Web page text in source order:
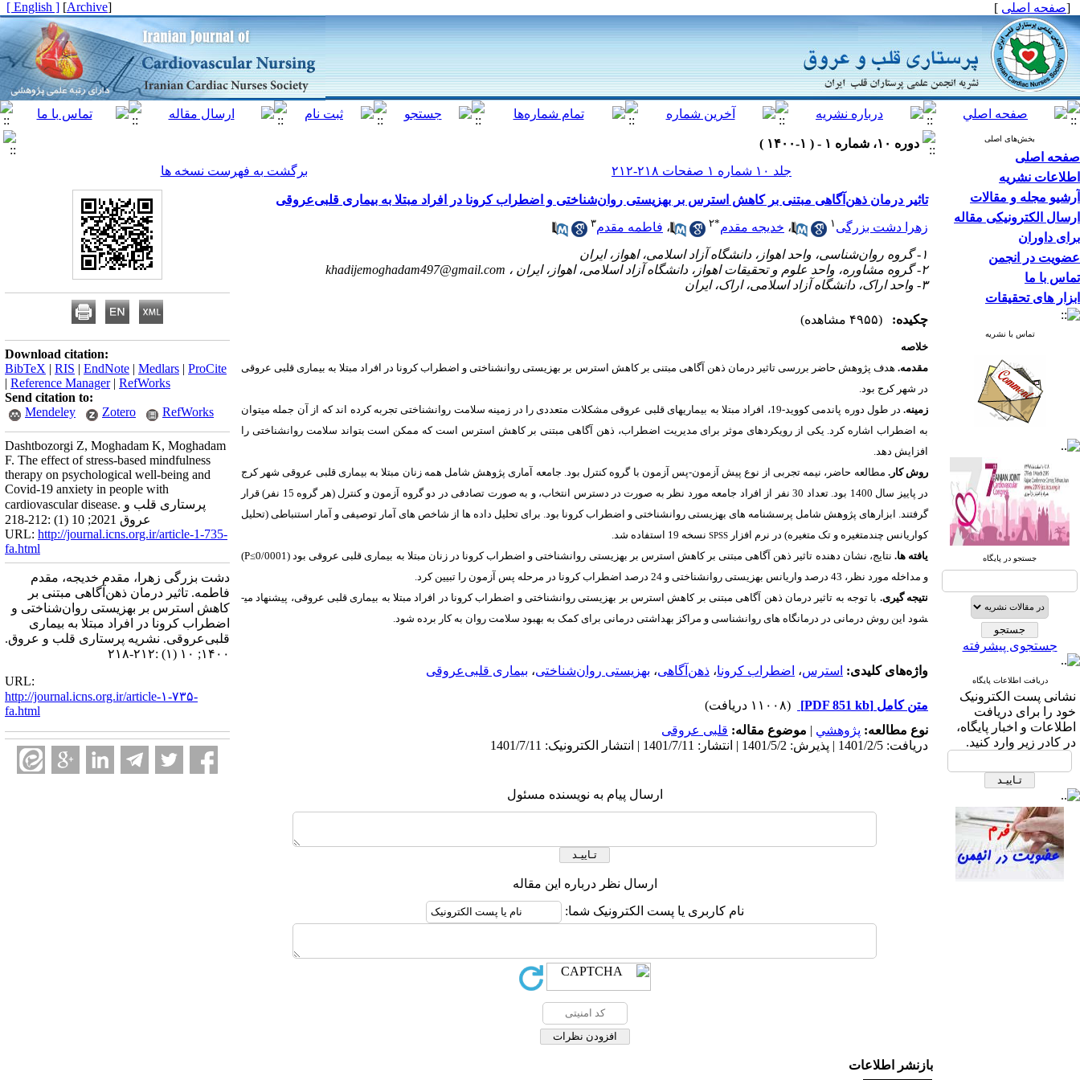
[صفحه اصلی ]
[
Archive
]
[ English ]
بخش‌های اصلی
صفحه اصلی
اطلاعات نشریه
آرشیو مجله و مقالات
ارسال الکترونیکی مقاله
برای داوران
عضویت در انجمن
تماس با ما
ابزار های تحقیقات
تماس با نشریه
صندوق پستی:
تلفاکس: 23922270-021
تلفن: 6-22663165-021
آدرس پایگاه الکترونیکی:
http://journal.icns.org.ir
آدرس‌ پست الکترونیکی انجمن:
info@icns.org.ir
آدرس پست الکترونیکی نشریه:
نشانی مجله: تهران، خیابان ولیعصر،
ابتدای بزرگراه نیایش، بیمارستان
قلب شهید رجایی- ساختمان انجمن
پرستاری قلب و عروق ایران
جستجو در پایگاه
جستجوی پیشرفته
دریافت اطلاعات پایگاه
نشانی پست الکترونیک
خود را برای دریافت
اطلاعات و اخبار پایگاه،
در کادر زیر وارد کنید.
دوره ۱۰، شماره ۱ - ( ۱-۱۴۰۰ )
جلد ۱۰ شماره ۱ صفحات ۲۱۸-۲۱۲
برگشت به فهرست نسخه ها
تاثیر درمان ذهن‌آگاهی مبتنی بر کاهش استرس بر بهزیستی روان‌شناختی و اضطراب کرونا در افراد مبتلا به بیماری قلبی‌عروقی
زهرا دشت بزرگی ۱ ، خدیجه مقدم*۲ ، فاطمه مقدم۳
۱- گروه روان‌شناسی، واحد اهواز، دانشگاه آزاد اسلامی، اهواز، ایران
۲- گروه مشاوره، واحد علوم و تحقیقات اهواز، دانشگاه آزاد اسلامی، اهواز، ایران ،
khadijemoghadam497@gmail.com
۳- واحد اراک، دانشگاه آزاد اسلامی، اراک، ایران
چکیده: (۴۹۵۵ مشاهده)
خلاصه
مقدمه. هدف پژوهش حاضر بررسیتاثیر درمان ذهن­ آگاهی مبتنی بر کاهش استرس بر بهزیستی روان­شناختی و اضطراب کرونا در افراد مبتلا به بیماری قلبی­ عروقی
در شهر کرج بود.
زمینه.
در طول دوره پاندمی کووید-19، افراد مبتلا به بیماری­های قلبی ­عروقی مشکلات متعددی را در زمینه سلامت روان­شناختی تجربه کرده ­اند که از آن جمله می­توان
به اضطراب اشاره کرد. یکی از رویکردهای موثر برای مدیریت اضطراب، ذهن ­آگاهی مبتنی بر کاهش استرس است که ممکن است بتواند سلامت روان­شناختی را
افزایش دهد.
روش کار. مطالعه حاضر، نیمه­ تجربی از نوع پیش ­آزمون-پس ­آزمون با گروه کنترل بود. جامعه آماری پژوهش شامل همه زنان مبتلا به بیماری قلبی­ عروقی شهر کرج
در پاییز سال 1400 بود. تعداد
30 نفر از افراد جامعه مورد نظر به ­صورت در دسترس انتخاب، و به­ صورت تصادفی در دو گروه آزمون و کنترل (هر گروه 15 نفر) قرار
گرفتند. ابزارهای پژوهش شامل پرسشنامه ­های بهزیستی روان­شناختی و اضطراب کرونا بود. برای تحلیل داده­ ها از شاخص ­های آمار توصیفی و آمار استنباطی (تحلیل
کواریانس چندمتغیره و تک ­متغیره) در نرم ­افزار
SPSS نسخه 19 استفاده شد.
یافته ­ها. نتایج، نشان ­دهنده تاثیر ذهن ­آگاهی مبتنی بر کاهش استرس بر بهزیستی روان­شناختی و اضطراب کرونا در زنان مبتلا به بیماری قلبی­ عروقیبود (
0/0001≥
P
)
و مداخله مورد نظر، 43 درصد واریانس بهزیستی روان­شناختی و 24 درصد اضطراب کرونا در مرحله پس ­آزمون را تبیین کرد.
نتیجه ­گیری.با توجه به تاثیر درمان ذهن ­آگاهی مبتنی بر کاهش استرس بر بهزیستی روان­شناختی و اضطراب کرونا در افراد مبتلا به بیماری قلبی ­عروقی، پیشنهاد می­
شود این روش درمانی در درمانگاه ­های روان­شناسی و مراکز بهداشتی ­درمانی برای کمک به بهبود سلامت روان به­ کار برده شود.
واژه‌های کلیدی: استرس، اضطراب کرونا، ذهن‌آگاهی، بهزیستی روان‌شناختی، بیماری قلبی‌عروقی
متن کامل [PDF 851 kb]
(۱۱۰۰۸ دریافت)
نوع مطالعه: پژوهشي | موضوع مقاله: قلبی عروقی
دریافت: 1401/2/5 | پذیرش: 1401/5/2 | انتشار: 1401/7/11 | انتشار الکترونیک: 1401/7/11
ارسال پیام به نویسنده مسئول
ارسال نظر درباره این مقاله
نام کاربری یا پست الکترونیک شما:
Download citation:
BibTeX | RIS | EndNote | Medlars | ProCite
| Reference Manager| RefWorks
Send citation to:
Mendeley
Zotero RefWorks
Dashtbozorgi Z, Moghadam K, Moghadam
F. The effect of stress-based mindfulness
therapy on psychological well-being and
Covid-19 anxiety in people with
cardiovascular disease. پرستاری قلب و
عروق 2021; 10 (1) :212-218
URL: http://journal.icns.org.ir/article-1-735-
fa.html
دشت بزرگی زهرا، مقدم خدیجه، مقدم
فاطمه. تاثیر درمان ذهن‌آگاهی مبتنی بر
کاهش استرس بر بهزیستی روان‌شناختی و
اضطراب کرونا در افراد مبتلا به بیماری
قلبی‌عروقی. نشریه پرستاری قلب و عروق.
۱۴۰۰; ۱۰ (۱) :۲۱۲-۲۱۸
URL:
http://journal.icns.org.ir/article-۱-۷۳۵-
fa.html
بازنشر اطلاعات